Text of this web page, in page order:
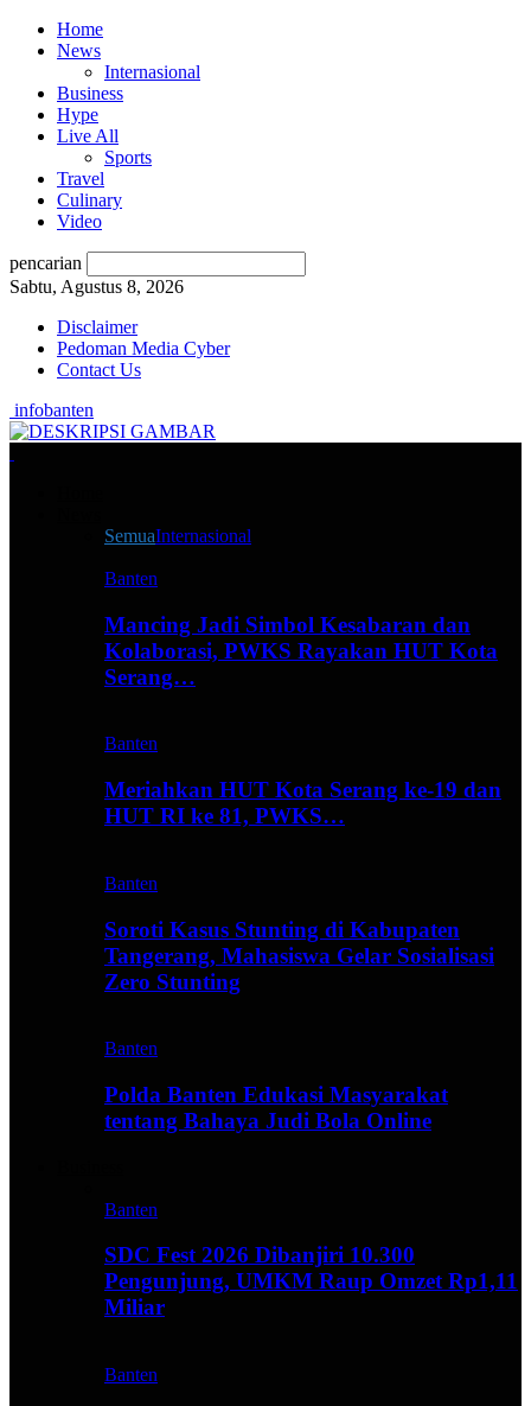
Home
News
Internasional
Business
Hype
Live All
Sports
Travel
Culinary
Video
pencarian
Sabtu, Agustus 8, 2026
Disclaimer
Pedoman Media Cyber
Contact Us
infobanten
SemuaInternasional
Banten
Mancing Jadi Simbol Kesabaran dan
Kolaborasi, PWKS Rayakan HUT Kota
Serang…
Banten
Meriahkan HUT Kota Serang ke-19 dan
HUT RI ke 81, PWKS…
Banten
Soroti Kasus Stunting di Kabupaten
Tangerang, Mahasiswa Gelar Sosialisasi
Zero Stunting
Banten
Polda Banten Edukasi Masyarakat
tentang Bahaya Judi Bola Online
Banten
SDC Fest 2026 Dibanjiri 10.300
Pengunjung, UMKM Raup Omzet Rp1,11
Miliar
Banten